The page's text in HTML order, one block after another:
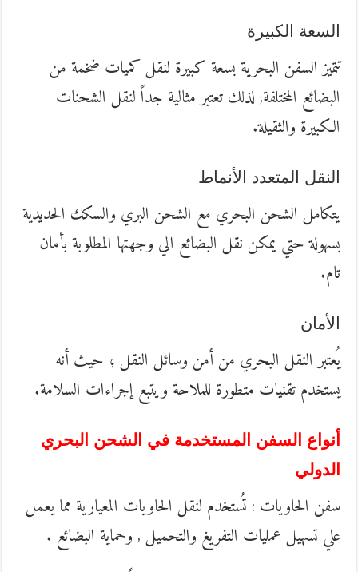
السعة الكبيرة
تتميز السفن البحرية بسعة كبيرة لنقل كميات ضخمة من
البضائع المختلفة, لذلك تعتبر مثالية جداً لنقل الشحنات
الكبيرة والثقيلة.
النقل المتعدد الأنماط
يتكامل الشحن البحري مع الشحن البري والسكك الحديدية
بسهولة حتي يمكن نقل البضائع الي وجهتها المطلوبة بأمان
تام.
الأمان
يُعتبر النقل البحري من أمن وسائل النقل ؛ حيث أنه
يستخدم تقنيات متطورة للملاحة ويتبع إجراءات السلامة.
أنواع السفن المستخدمة في الشحن البحري
الدولي
سفن الحاويات : تُستخدم لنقل الحاويات المعيارية مما يعمل
علي تسهيل عمليات التفريغ والتحميل , وحماية البضائع .